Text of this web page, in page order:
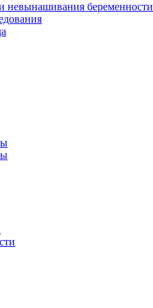
невынашивания беременности